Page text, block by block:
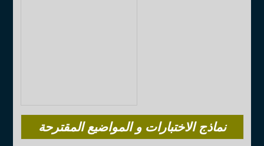
نماذج الاختبارات و المواضيع المقترحة